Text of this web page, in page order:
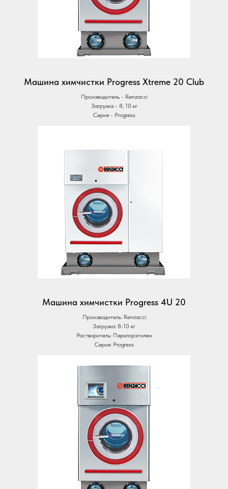
Машина химчистки Progress Xtreme 20 Club
Производитель - Renzacci
Загрузка - 8, 10 кг
Серия - Progress
Машина химчистки Progress 4U 20
Производитель: Renzacci
Загрузка: 8-10 кг
Растворитель: Перхлорэтилен
Серия: Progress